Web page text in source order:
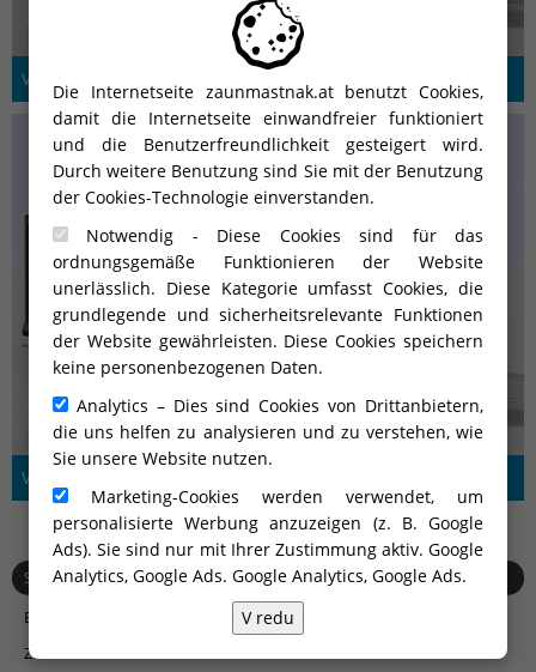
Die Internetseite zaunmastnak.at benutzt Cookies,
damit die Internetseite einwandfreier funktioniert
und die Benutzerfreundlichkeit gesteigert wird.
Durch weitere Benutzung sind Sie mit der Benutzung
der Cookies-Technologie einverstanden.
Notwendig - Diese Cookies sind für das
ordnungsgemäße Funktionieren der Website
unerlässlich. Diese Kategorie umfasst Cookies, die
grundlegende und sicherheitsrelevante Funktionen
der Website gewährleisten. Diese Cookies speichern
keine personenbezogenen Daten.
Analytics – Dies sind Cookies von Drittanbietern,
die uns helfen zu analysieren und zu verstehen, wie
Sie unsere Website nutzen.
Marketing-Cookies werden verwendet, um
personalisierte Werbung anzuzeigen (z. B. Google
Ads). Sie sind nur mit Ihrer Zustimmung aktiv. Google
Analytics, Google Ads. Google Analytics, Google Ads.
V redu
SUCHE NACH BAUARTEN
Balkongeländer
Zäune
V-line ALU-L2-70-S-3
V-line ALU-L2-70-T-3